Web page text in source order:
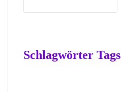
Schlagwörter Tags